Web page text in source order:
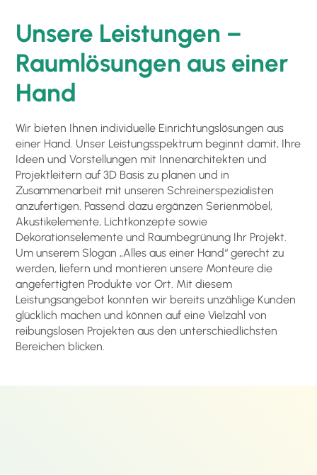
Unsere Leistungen –
Raumlösungen aus einer
Hand
Wir bieten Ihnen individuelle Einrichtungslösungen aus
einer Hand. Unser Leistungsspektrum beginnt damit, Ihre
Ideen und Vorstellungen mit Innenarchitekten und
Projektleitern auf 3D Basis zu planen und in
Zusammenarbeit mit unseren Schreinerspezialisten
anzufertigen. Passend dazu ergänzen Serienmöbel,
Akustikelemente, Lichtkonzepte sowie
Dekorationselemente und Raumbegrünung Ihr Projekt.
Um unserem Slogan „Alles aus einer Hand“ gerecht zu
werden, liefern und montieren unsere Monteure die
angefertigten Produkte vor Ort. Mit diesem
Leistungsangebot konnten wir bereits unzählige Kunden
glücklich machen und können auf eine Vielzahl von
reibungslosen Projekten aus den unterschiedlichsten
Bereichen blicken.